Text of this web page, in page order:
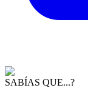
SABÍAS QUE...?